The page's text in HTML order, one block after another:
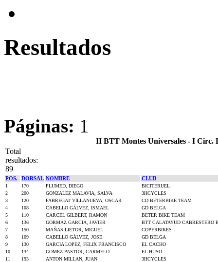
Resultados
Páginas: 1
II BTT Montes Universales - I Circ.
Total
resultados:
89
POS. DORSAL NOMBRE CLUB
1 170 PLUMED, DIEGO
BICITERUEL
2
200 GONZALEZ MALAVIA, SALVA
3HCYCLES
3
120 FABREGAT VILLANUEVA, OSCAR
CD BETERBIKE TEAM
4
108 CABELLO GÁLVEZ, ISMAEL
GD BELGA
5
110 CARCEL GILBERT, RAMON
BETER BIKE TEAM
6
136 GORMAZ GARCIA, JAVIER
BTT CALATAYUD CABRESTERO
7
150 MAÑAS LIETOR, MIGUEL
COPERBIKES
8
109 CABELLO GÁLVEZ, JOSE
GD BELGA
9
130 GARCIA LOPEZ, FELIX FRANCISCO
EL CACHO
10
134 GOMEZ PASTOR, CARMELO
EL HUSO
11
193 ANTON MILLAN, JUAN
3HCYCLES